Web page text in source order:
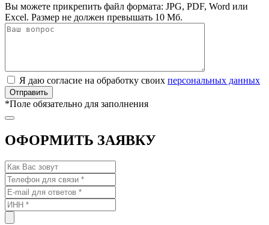
Вы можете прикрепить файл формата: JPG, PDF, Word или
Excel. Размер не должен превышать 10 Мб.
Я даю согласие на обработку своих персональных данных
*Поле обязательно для заполнения
ОФОРМИТЬ ЗАЯВКУ